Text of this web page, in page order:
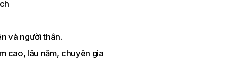
và người thân.
cao, lâu năm, chuyên gia